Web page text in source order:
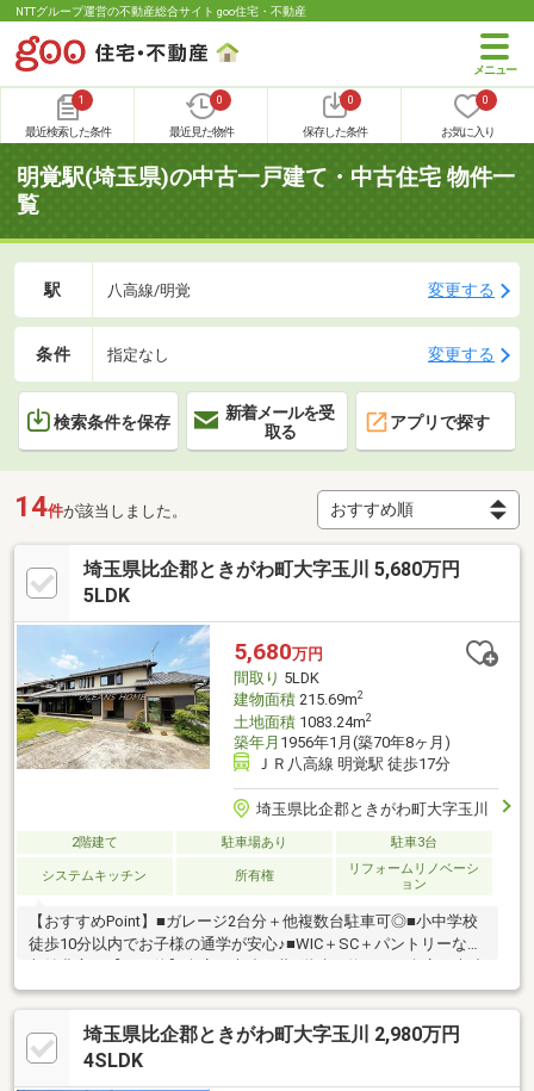
NTTグループ運営の不動産総合サイト goo住宅・不動産
1
最近検索した条件
0
最近見た物件
0
保存した条件
0
お気に入り
明覚駅(埼玉県)の中古一戸建て・中古住宅 物件一
覧
駅 八高線/明覚 変更する
条件 指定なし 変更する
検索条件を保存
新着メールを受
取る
アプリで探す
14件が該当しました。
埼玉県比企郡ときがわ町大字玉川 5,680万円
5LDK
5,680万円
間取り 5LDK
建物面積215.69m2
土地面積1083.24m2
築年月 1956年1月(築70年8ヶ月)
ＪＲ八高線 明覚駅 徒歩17分
埼玉県比企郡ときがわ町大字玉川
2階建て 駐車場あり 駐車3台
システムキッチン 所有権
リフォームリノベーシ
ョン
【おすすめPoint】■ガレージ2台分＋他複数台駐車可◎■小中学校
徒歩10分以内でお子様の通学が安心♪■WIC＋SC＋パントリーなど
瓦葺平屋建 約9.91㎡物置：木造草葺平屋建 約49.58㎡物置：木
造亜鉛メッキ銅板葺平屋建 約29.75㎡【リフォーム内容（2017年
9月完了）】■キッチン交換 ■洗面化粧台交換 ■浴室交換 ■給
湯器交換■各階トイレ交換 ■堀炬燵取付 ■カップボード取付■障
埼玉県比企郡ときがわ町大字玉川 2,980万円
4SLDK